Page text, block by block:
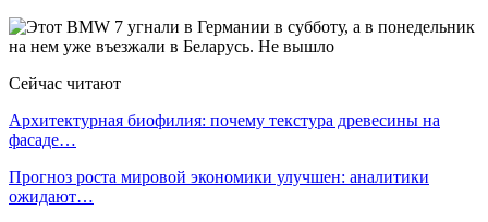
Сейчас читают
Архитектурная биофилия: почему текстура древесины на
фасаде…
Прогноз роста мировой экономики улучшен: аналитики
ожидают…